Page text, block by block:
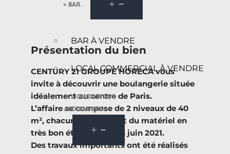
> BAR.
BAR À VENDRE
LOCAL COMMERCIAL À VENDRE
LIQUIDATIONS
JUDICIAIRES
Présentation du bien
CENTURY 21 GROUPE HORECA vous
invite à découvrir une boulangerie située
idéalement au centre de Paris.
L’affaire se compose de 2 niveaux de 40
m², chacun comprenant du matériel en
très bon état, acheté en juin 2021.
Des travaux importants ont été réalisés